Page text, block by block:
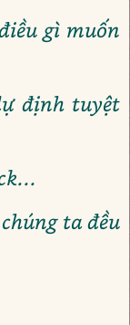
gì muốn
định tuyệt
ta đều